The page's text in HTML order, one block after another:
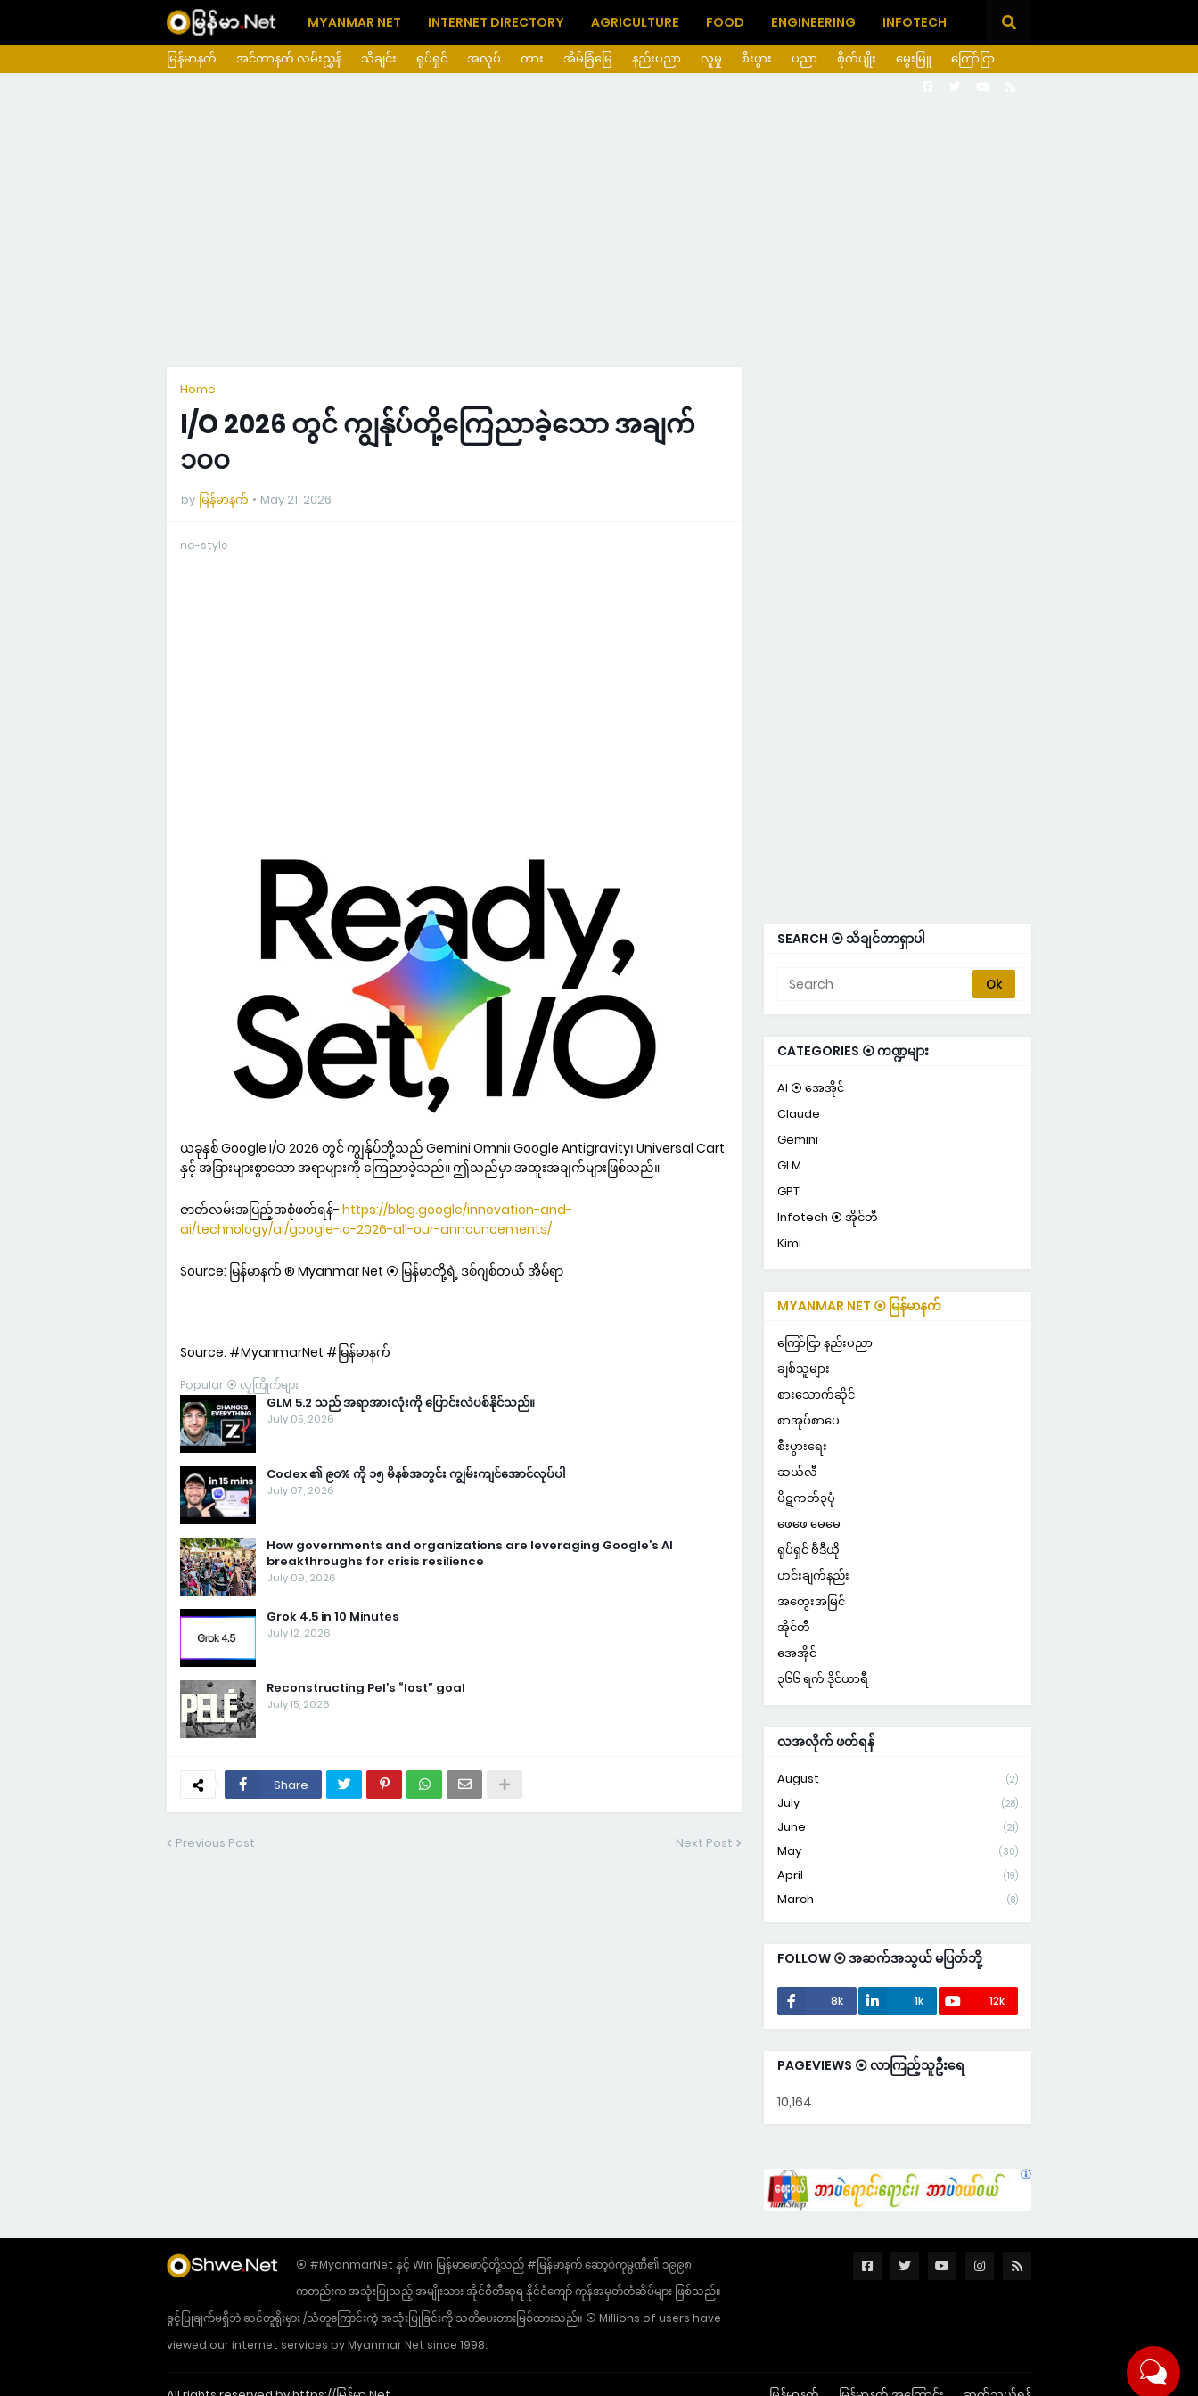
MYANMAR NET INTERNET DIRECTORY AGRICULTURE FOOD ENGINEERING INFOTECH
မြန်မာနက် အင်တာနက် လမ်းညွှန် သီချင်း ရုပ်ရှင် အလုပ် ကား အိမ်ခြံမြေ နည်းပညာ လူမှု စီးပွား ပညာ စိုက်ပျိုး မွေးမြူ ကြော်ငြာ
Home
I/O 2026 တွင် ကျွန်ုပ်တို့ကြေညာခဲ့သော အချက်
၁၀၀
by မြန်မာနက် May 21, 2026
no-style
ယခုနှစ် Google I/O 2026 တွင် ကျွန်ုပ်တို့သည် Gemini Omni၊ Google Antigravity၊ Universal Cart
နှင့် အခြားများစွာသော အရာများကို ကြေညာခဲ့သည်။ ဤသည်မှာ အထူးအချက်များဖြစ်သည်။
ဇာတ်လမ်းအပြည့်အစုံဖတ်ရန်- https://blog.google/innovation-and-
ai/technology/ai/google-io-2026-all-our-announcements/
Source: မြန်မာနက် ® Myanmar Net ⦿ မြန်မာတို့ရဲ့ ဒစ်ဂျစ်တယ် အိမ်ရာ
Source: #MyanmarNet #မြန်မာနက်
Popular ⦿ လူကြိုက်များ
GLM 5.2 သည် အရာအားလုံးကို ပြောင်းလဲပစ်နိုင်သည်။
July 05, 2026
Codex ၏ ၉၀% ကို ၁၅ မိနစ်အတွင်း ကျွမ်းကျင်အောင်လုပ်ပါ
July 07, 2026
How governments and organizations are leveraging Google’s AI
breakthroughs for crisis resilience
July 09, 2026
Grok 4.5 in 10 Minutes
July 12, 2026
Reconstructing Pel’s “lost” goal
July 15, 2026
Share
Previous Post Next Post
SEARCH ⦿ သိချင်တာရှာပါ
CATEGORIES ⦿ ကဏ္ဍများ
AI ⦿ အေအိုင်
Claude
Gemini
GLM
GPT
Infotech ⦿ အိုင်တီ
Kimi
MYANMAR NET ⦿ မြန်မာနက်
ကြော်ငြာ နည်းပညာ
ချစ်သူများ
စားသောက်ဆိုင်
စာအုပ်စာပေ
စီးပွားရေး
ဆယ်လီ
ပိဋကတ်၃ပုံ
ဖေဖေ မေမေ
ရုပ်ရှင် ဗီဒီယို
ဟင်းချက်နည်း
အတွေးအမြင်
အိုင်တီ
အေအိုင်
၃၆၆ ရက် ဒိုင်ယာရီ
လအလိုက် ဖတ်ရန်
August (2)
July (28)
June (21)
May (30)
April (19)
March (8)
FOLLOW ⦿ အဆက်အသွယ် မပြတ်ဘို့
8k 1k 12k
PAGEVIEWS ⦿ လာကြည့်သူဦးရေ
10,164
⦿ #MyanmarNet နှင့် Win မြန်မာဖောင့်တို့သည် #မြန်မာနက် ဆော့ဝဲကုမ္ပဏီ၏ ၁၉၉၈
ကတည်းက အသုံးပြုသည့် အမျိုးသား အိုင်စီတီဆုရ နိုင်ငံကျော် ကုန်အမှတ်တံဆိပ်များ ဖြစ်သည်။
ခွင့်ပြုချက်မရှိဘဲ ဆင်တူရိုးမှား /သံတူကြောင်းကွဲ အသုံးပြုခြင်းကို သတိပေးတားမြစ်ထားသည်။ ⦿ Millions of users have
viewed our internet services by Myanmar Net since 1998.